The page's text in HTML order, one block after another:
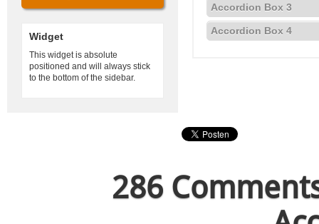
Accordion Box 3
Accordion Box 4
Widget
This widget is absolute
positioned and will always stick
to the bottom of the sidebar.
286